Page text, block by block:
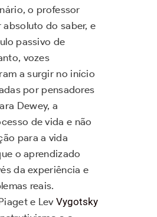
o professor
do saber, e
passivo de
vozes
a surgir no início
por pensadores
Dewey, a
de vida e não
para a vida
o aprendizado
da experiência e
reais.
e LevVygotsky